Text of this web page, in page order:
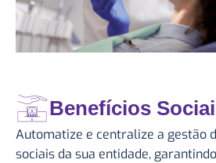
Benefícios
Automatize e centralize a gestão
sociais da sua entidade,